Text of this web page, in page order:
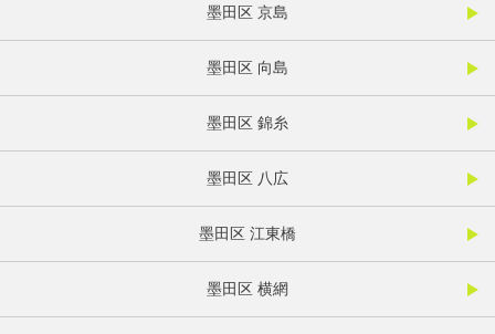
墨田区 京島
墨田区 向島
墨田区 錦糸
墨田区 八広
墨田区 江東橋
墨田区 横網